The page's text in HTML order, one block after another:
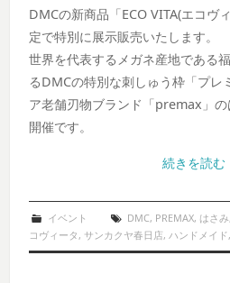
DMCの新商品「ECO VITA(エコヴ
定で特別に展示販売いたします。
世界を代表するメガネ産地である
るDMCの特別な刺しゅう枠「プレ
ア老舗刃物ブランド「premax」
開催です。
続きを読む
イベント DMC, PREMAX, はさみ
コヴィータ , サンカクヤ春日店,ハンドメイド